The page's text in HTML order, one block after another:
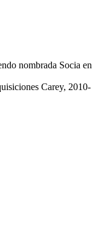
nombrada Socia en
Carey, 2010-